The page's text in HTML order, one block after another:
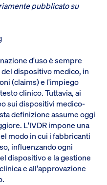
pubblicato su
d'uso è sempre
dispositivo medico, in
(claims) e l'impiego
clinico. Tuttavia, ai
sui dispositivi medico-
definizione assume oggi
L'IVDR impone una
modo in cui i fabbricanti
influenzando ogni
dispositivo e la gestione
e all'approvazione